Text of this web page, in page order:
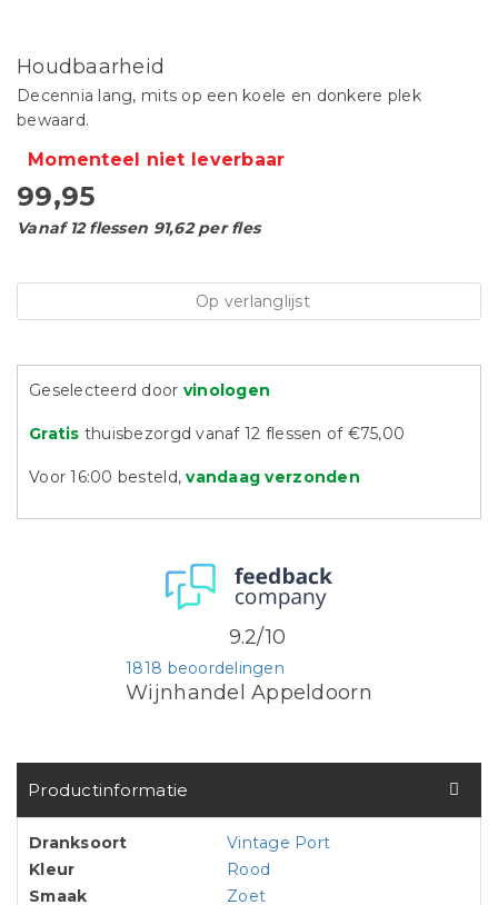
Houdbaarheid
Decennia lang, mits op een koele en donkere plek
bewaard.
Momenteel niet leverbaar
99,95
Vanaf 12 flessen 91,62 per fles
Op verlanglijst
Geselecteerd door vinologen
Gratis thuisbezorgd vanaf 12 flessen of €75,00
Voor 16:00 besteld,vandaag verzonden
Wijnhandel Appeldoorn
1818 beoordelingen
9.2/10
Productinformatie
Dranksoort
Vintage Port
Kleur
Rood
Smaak
Zoet